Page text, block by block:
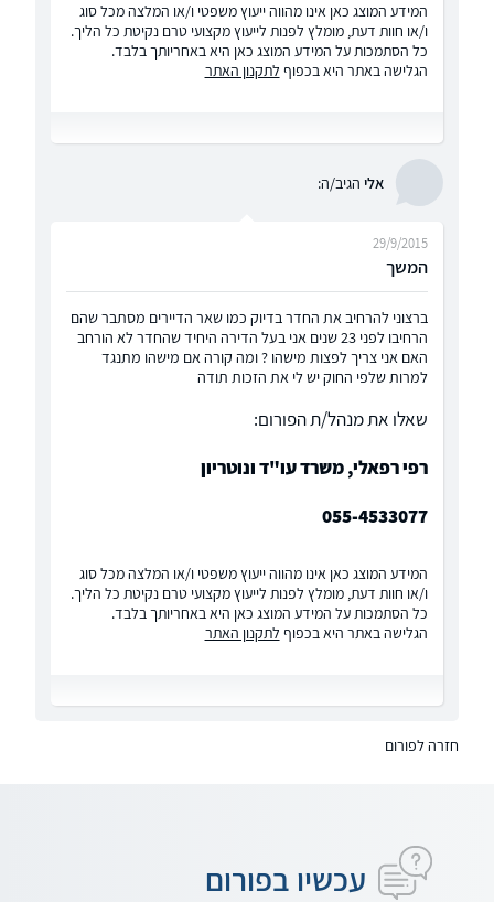
המידע המוצג כאן אינו מהווה ייעוץ משפטי ו/או המלצה מכל סוג
ו/או חוות דעת, מומלץ לפנות לייעוץ מקצועי טרם נקיטת כל הליך.
כל הסתמכות על המידע המוצג כאן היא באחריותך בלבד.
הגלישה באתר היא בכפוף לתקנון האתר
אלי הגיב/ה:
המשך
29/9/2015
ברצוני להרחיב את החדר בדיוק כמו שאר הדיירים מסתבר שהם
הרחיבו לפני 23 שנים אני בעל הדירה היחיד שהחדר לא הורחב
האם אני צריך לפצות מישהו ? ומה קורה אם מישהו מתנגד
למרות שלפי החוק יש לי את הזכות תודה
שאלו את מנהל/ת הפורום:
רפי רפאלי, משרד עו"ד ונוטריון
055-4533077
המידע המוצג כאן אינו מהווה ייעוץ משפטי ו/או המלצה מכל סוג
ו/או חוות דעת, מומלץ לפנות לייעוץ מקצועי טרם נקיטת כל הליך.
כל הסתמכות על המידע המוצג כאן היא באחריותך בלבד.
הגלישה באתר היא בכפוף לתקנון האתר
חזרה לפורום
עכשיו בפורום